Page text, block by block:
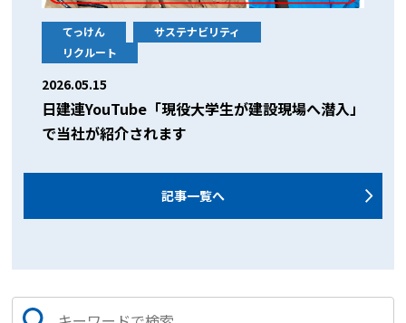
てっけん
サステナビリティ
リクルート
2026.05.15
日建連YouTube「現役大学生が建設現場へ潜入」
で当社が紹介されます
記事一覧へ